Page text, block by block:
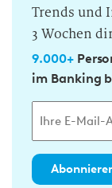
Trends und
3 Wochen
9.000+
im Banking